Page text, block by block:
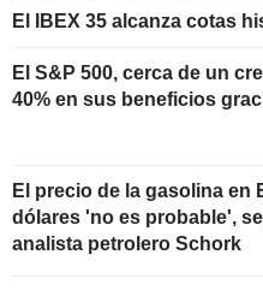
El IBEX 35 alcanza cotas
El S&P 500, cerca de un
40% en sus beneficios
El precio de la gasolina en
dólares 'no es probable',
analista petrolero Schork